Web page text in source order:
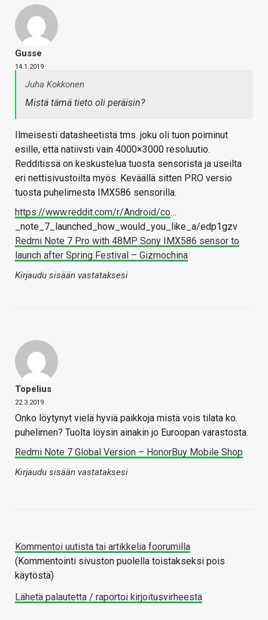
Gusse
14.1.2019
Juha Kokkonen
Mistä tämä tieto oli peräisin?
Ilmeisesti datasheetistä tms. joku oli tuon poiminut
esille, että natiivsti vain 4000×3000 resoluutio.
Redditissä on keskustelua tuosta sensorista ja useilta
eri nettisivustoilta myös. Keväällä sitten PRO versio
tuosta puhelimesta IMX586 sensorilla.
https://www.reddit.com/r/Android/co…
_note_7_launched_how_would_you_like_a/edp1gzv
Redmi Note 7 Pro with 48MP Sony IMX586 sensor to
launch after Spring Festival – Gizmochina
Kirjaudu sisään vastataksesi
Topelius
22.3.2019
Onko löytynyt vielä hyviä paikkoja mistä vois tilata ko.
puhelimen? Tuolta löysin ainakin jo Euroopan varastosta.
Redmi Note 7 Global Version – HonorBuy Mobile Shop
Kirjaudu sisään vastataksesi
Kommentoi uutista tai artikkelia foorumilla
(Kommentointi sivuston puolella toistakseksi pois
käytöstä)
Lähetä palautetta / raportoi kirjoitusvirheestä